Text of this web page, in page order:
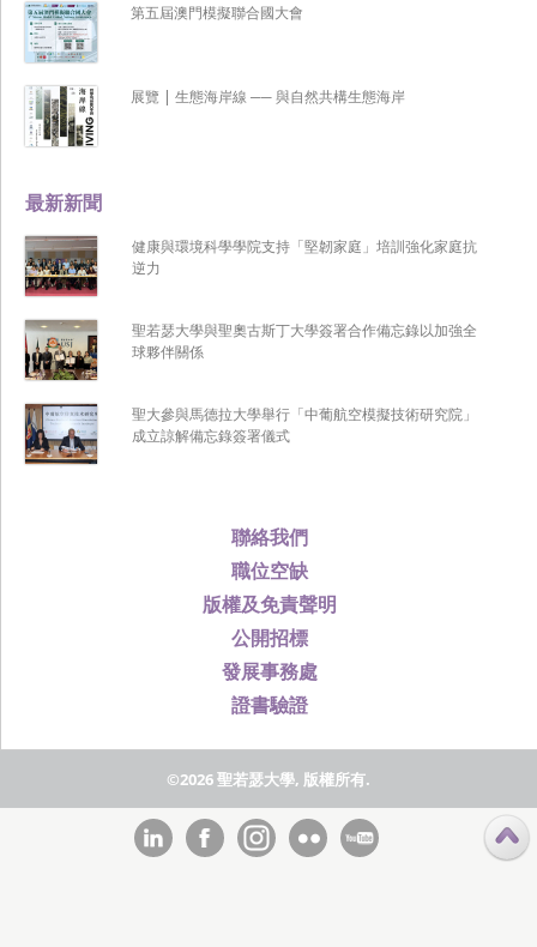
聯絡我們
職位空缺
版權及免責聲明
公開招標
發展事務處
證書驗證
最新新聞
健康與環境科學學院支持「堅韌家庭」培訓強化家庭抗
逆力
聖若瑟大學與聖奧古斯丁大學簽署合作備忘錄以加強全
球夥伴關係
聖大參與馬德拉大學舉行「中葡航空模擬技術研究院」
成立諒解備忘錄簽署儀式
第五屆澳門模擬聯合國大會
展覽 | 生態海岸線 ── 與自然共構生態海岸
©2026 聖若瑟大學, 版權所有.